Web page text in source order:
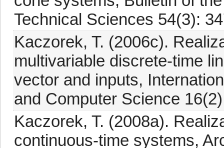
Technical Sciences 54(3):
Kaczorek, T. (2006c).
multivariable discrete-time
vector and inputs,
and Computer Science
Kaczorek, T. (2008a).
continuous-time systems,